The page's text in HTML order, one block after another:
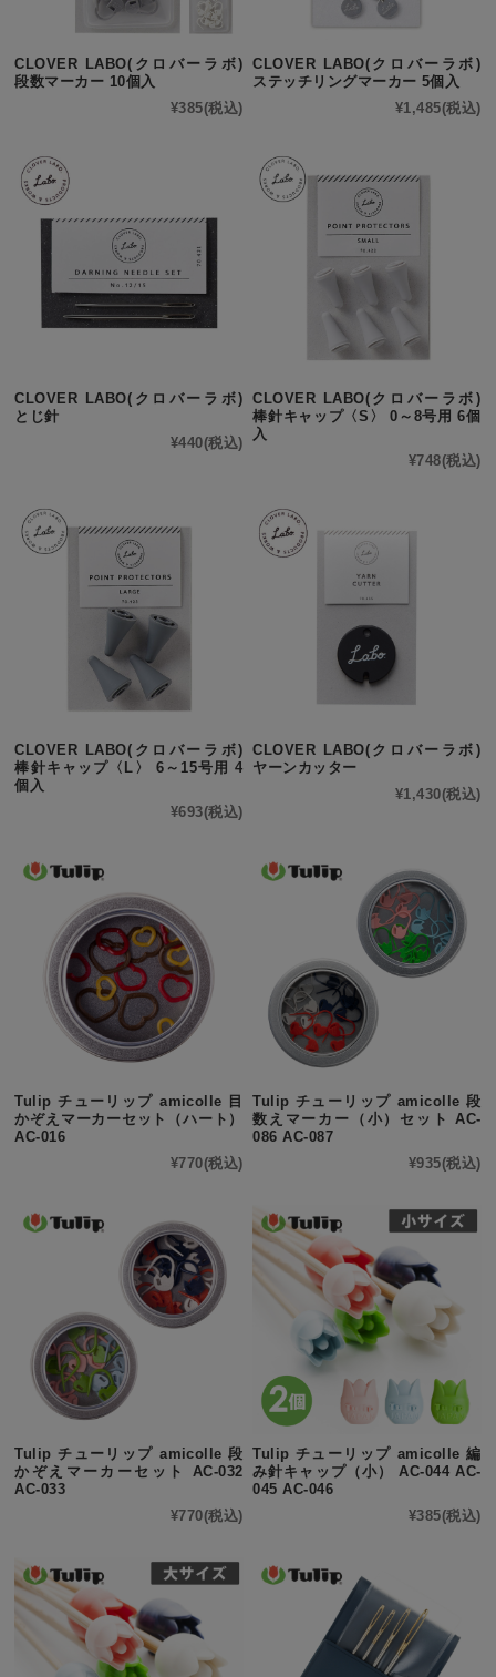
CLOVER LABO(クロバーラボ)
段数マーカー 10個入
¥385(税込)
CLOVER LABO(クロバーラボ)
ステッチリングマーカー 5個入
¥1,485(税込)
CLOVER LABO(クロバーラボ)
とじ針
¥440(税込)
CLOVER LABO(クロバーラボ)
棒針キャップ〈S〉 0～8号用 6個
入
¥748(税込)
CLOVER LABO(クロバーラボ)
棒針キャップ〈L〉 6～15号用 4
個入
¥693(税込)
CLOVER LABO(クロバーラボ)
ヤーンカッター
¥1,430(税込)
Tulip チューリップ amicolle 目
かぞえマーカーセット（ハート）
AC-016
¥770(税込)
Tulip チューリップ amicolle 段
数えマーカー（小）セット AC-
086 AC-087
¥935(税込)
Tulip チューリップ amicolle 段
かぞえマーカーセット AC-032
AC-033
¥770(税込)
Tulip チューリップ amicolle 編
み針キャップ（小） AC-044 AC-
045 AC-046
¥385(税込)